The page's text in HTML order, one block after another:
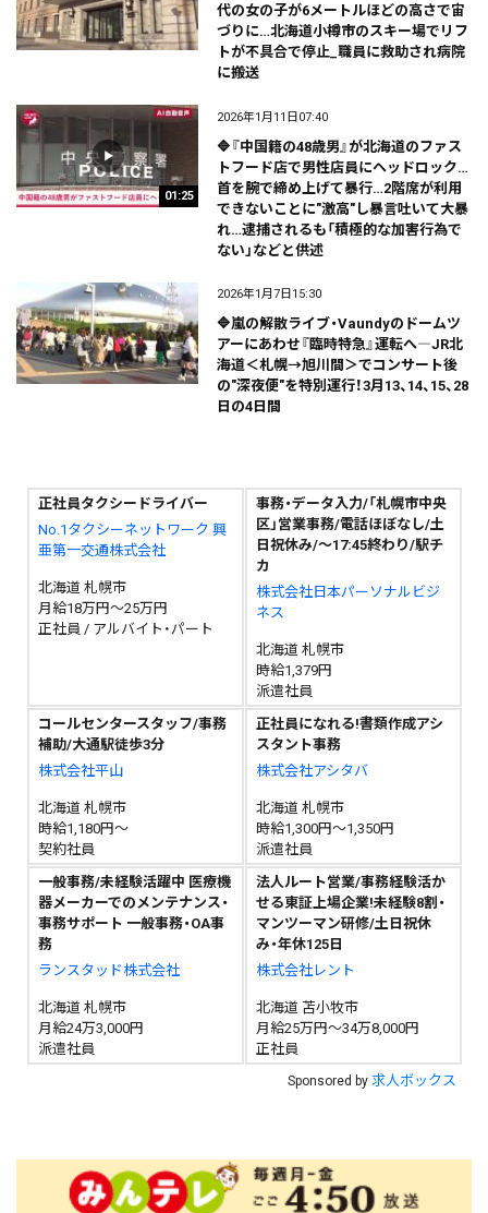
代の女の子が6メートルほどの高さで宙
づりに…北海道小樽市のスキー場でリフ
トが不具合で停止_職員に救助され病院
に搬送
01:25
2026年1月11日07:40
🔷『中国籍の48歳男』が北海道のファス
トフード店で男性店員にヘッドロック…
首を腕で締め上げて暴行…2階席が利用
できないことに"激高"し暴言吐いて大暴
れ…逮捕されるも「積極的な加害行為で
ない」などと供述
2026年1月7日15:30
🔷嵐の解散ライブ・Vaundyのドームツ
アーにあわせ『臨時特急』運転へ―JR北
海道＜札幌→旭川間＞でコンサート後
の"深夜便"を特別運行！3月13、14、15、28
日の4日間
正社員タクシードライバー
No.1タクシーネットワーク 興
亜第一交通株式会社
北海道 札幌市
月給18万円～25万円
正社員 / アルバイト・パート
事務・データ入力/「札幌市中央
区」営業事務/電話ほぼなし/土
日祝休み/～17:45終わり/駅チ
カ
株式会社日本パーソナルビジ
ネス
北海道 札幌市
時給1,379円
派遣社員
コールセンタースタッフ/事務
補助/大通駅徒歩3分
株式会社平山
北海道 札幌市
時給1,180円～
契約社員
正社員になれる!書類作成アシ
スタント事務
株式会社アシタバ
北海道 札幌市
時給1,300円～1,350円
派遣社員
一般事務/未経験活躍中 医療機
器メーカーでのメンテナンス・
事務サポート 一般事務・OA事
務
ランスタッド株式会社
北海道 札幌市
月給24万3,000円
派遣社員
法人ルート営業/事務経験活か
せる東証上場企業!未経験8割・
マンツーマン研修/土日祝休
み・年休125日
株式会社レント
北海道 苫小牧市
月給25万円～34万8,000円
正社員
Sponsored by 求人ボックス